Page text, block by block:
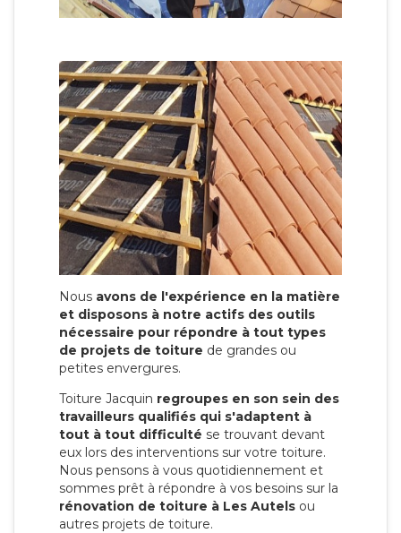
Nous avons de l'expérience en la matière
et disposons à notre actifs des outils
nécessaire pour répondre à tout types
de projets de toiture de grandes ou
petites envergures.
Toiture Jacquin regroupes en son sein des
travailleurs qualifiés qui s'adaptent à
tout à tout difficulté se trouvant devant
eux lors des interventions sur votre toiture.
Nous pensons à vous quotidiennement et
sommes prêt à répondre à vos besoins sur la
rénovation de toiture à Les Autels ou
autres projets de toiture.